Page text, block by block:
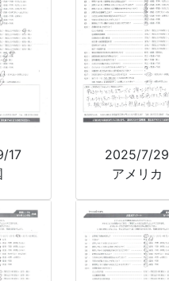
17
2025/7/29
アメリカ